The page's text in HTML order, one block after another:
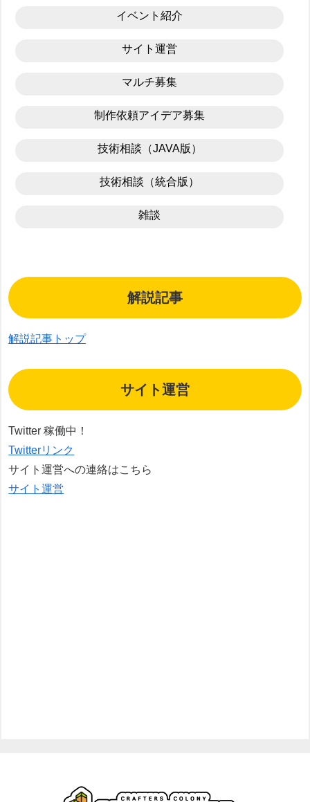
イベント紹介
サイト運営
マルチ募集
制作依頼アイデア募集
技術相談（JAVA版）
技術相談（統合版）
雑談
解説記事
解説記事トップ
サイト運営
Twitter 稼働中！
Twitterリンク
サイト運営への連絡はこちら
サイト運営